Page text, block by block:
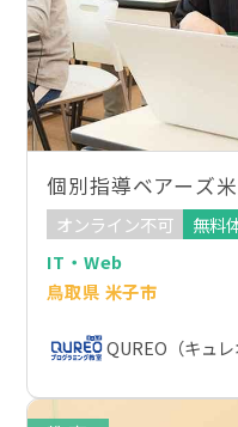
個別指導ベアーズ
オンライン不可
無料
IT・Web
鳥取県 米子市
QUREO（キュ